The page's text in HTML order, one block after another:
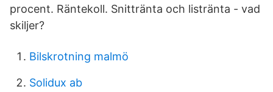
procent. Räntekoll. Snittränta och listränta - vad
skiljer?
Bilskrotning malmö
Solidux ab